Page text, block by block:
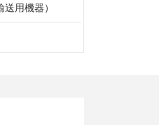
用機器）